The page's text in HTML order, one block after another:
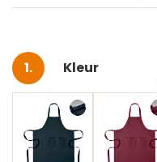
Selecteer
Kleur